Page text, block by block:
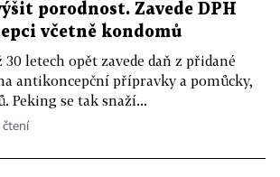
porodnost. Zavede DPH
včetně kondomů
30 letech opět zavede daň z přidané
antikoncepční přípravky a pomůcky,
Peking se tak snaží...
čtení